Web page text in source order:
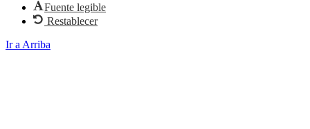
Fuente legible
Restablecer
Ir a Arriba